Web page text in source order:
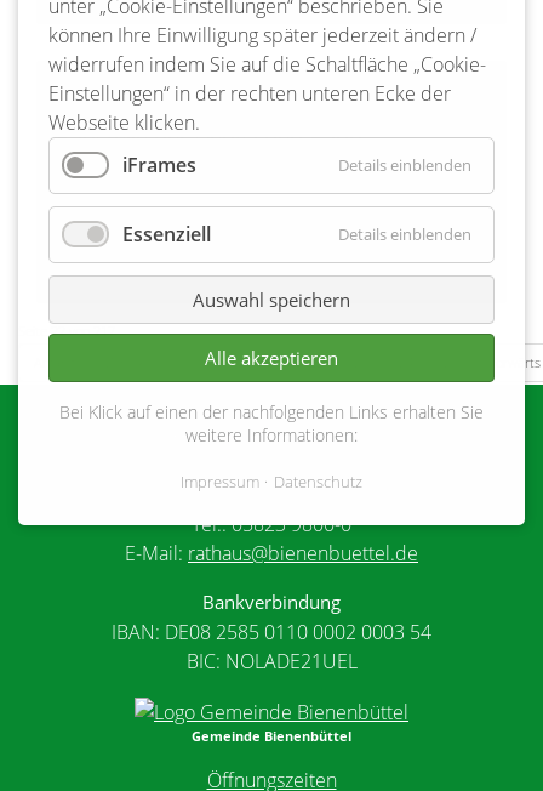
25-11-2025 10:40
Baustelle der Deutschen Bahn
Weiterlesen …Baustelle der Deutschen Bahn
Seite 22 von 217
20 21 22 Vorwärts
Gemeinde Bienenbüttel
29553 Bienenbüttel
Tel.: 05823 9800-0
E-Mail: rathaus@bienenbuettel.de
Bankverbindung
IBAN: DE08 2585 0110 0002 0003 54
BIC: NOLADE21UEL
Gemeinde Bienenbüttel
Öffnungszeiten
unter „Cookie-Einstellungen“ beschrieben. Sie
können Ihre Einwilligung später jederzeit ändern /
widerrufen indem Sie auf die Schaltfläche „Cookie-
Einstellungen“ in der rechten unteren Ecke der
Webseite klicken.
iFrames
Details einblenden
Essenziell Details einblenden
Auswahl speichern
Alle akzeptieren
Bei Klick auf einen der nachfolgenden Links erhalten Sie
weitere Informationen:
Impressum Datenschutz